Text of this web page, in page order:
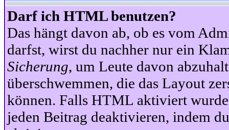
Darf ich HTML benutzen?
Das hängt davon ab, ob es vom
darfst, wirst du nachher nur ein
Sicherung, um Leute davon
überschwemmen, die das Layout
können. Falls HTML aktiviert
jeden Beitrag deaktivieren, indem